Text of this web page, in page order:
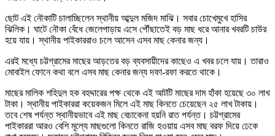
ছোট এই নৌকাটি চালাচ্ছিলেন স্থানীয় আব্দুল মজিদ মাঝি। সবার চোখেমুখে হাসির
ঝিলিক। ঘাটে নৌকা বেঁধে জেলেপাড়ায় এসে পৌঁছাতেই বড় মাছ ধরে আনার খবরটি চাউর
হয়ে যায়। স্থানীয় পাইকাররাও চলে আসেন এসব মাছ কেনার জন্য।
এরই মধ্যে চট্টগ্রামের মাছের আড়তের বড় ব্যবসায়ীদের কাছেও এ খবর চলে যায়। তারাও
মোবাইল ফোনে কথা বলে এসব মাছ কেনার জন্য দফা-রফা করতে থাকে।
মাছের মালিক শহিদুল হক বহদ্দারের পক্ষ থেকে এই আটটি মাছের দাম হাঁকা হয়েছে ৩০ লাখ
টাকা। স্থানীয় পাইকাররা কয়েকজন মিলে এই মাছ কিনতে চেয়েছেন ২৫ লাখ টাকায়।
তবে শেষ পর্যন্ত স্থানীয়ভাবে এই মাছ বেচাকেনা হয়নি রাত পর্যন্ত। চট্টগ্রামের
পাইকাররা আরও বেশি মূল্যে মাছগুলো কিনতে রাজি হওয়ায় এসব মাছ বরফ দিয়ে ঢেকে